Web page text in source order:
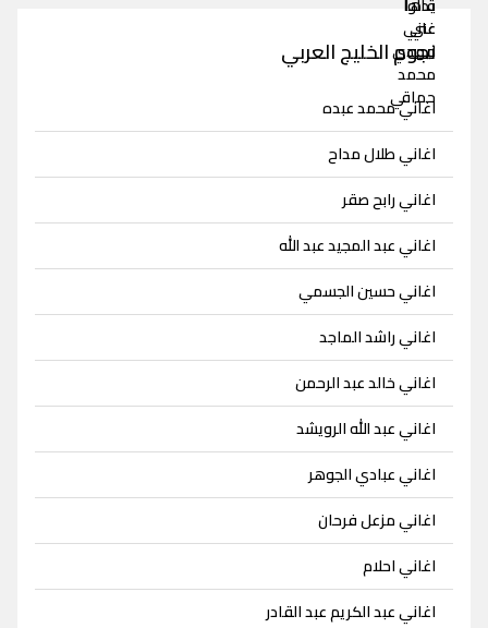
نجوم الخليج العربي
اغاني محمد عبده
اغاني طلال مداح
اغاني رابح صقر
اغاني عبد المجيد عبد الله
اغاني حسين الجسمي
اغاني راشد الماجد
اغاني خالد عبد الرحمن
اغاني عبد الله الرويشد
اغاني عبادي الجوهر
اغاني مزعل فرحان
اغاني احلام
اغاني عبد الكريم عبد القادر